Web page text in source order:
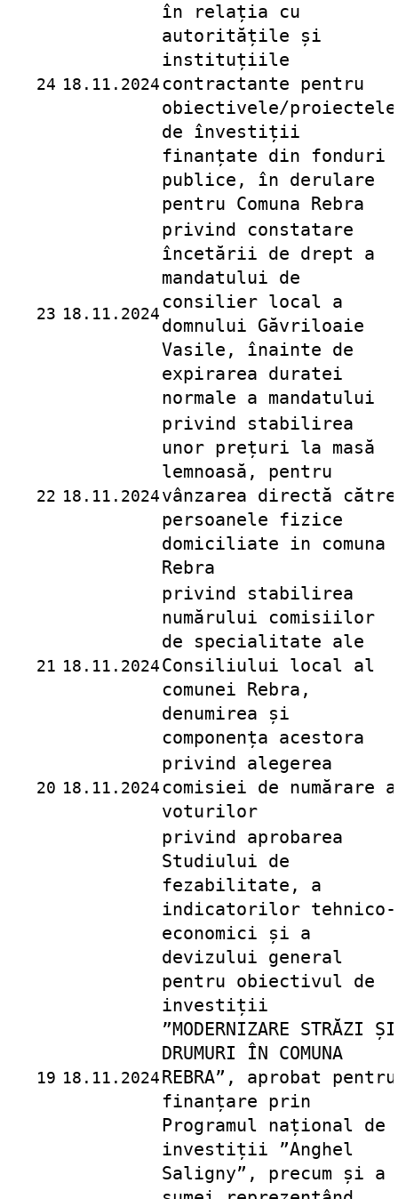
24 18.11.2024
în relația cu
autoritățile și
instituțiile
contractante pentru
obiectivele/proiectele
de învestiții
finanțate din fonduri
publice, în derulare
pentru Comuna Rebra
23 18.11.2024
privind constatare
încetării de drept a
mandatului de
consilier local a
domnului Găvriloaie
Vasile, înainte de
expirarea duratei
normale a mandatului
22 18.11.2024
privind stabilirea
unor prețuri la masă
lemnoasă, pentru
vânzarea directă către
persoanele fizice
domiciliate in comuna
Rebra
21 18.11.2024
privind stabilirea
numărului comisiilor
de specialitate ale
Consiliului local al
comunei Rebra,
denumirea și
componența acestora
20 18.11.2024
privind alegerea
comisiei de numărare a
voturilor
19 18.11.2024
privind aprobarea
Studiului de
fezabilitate, a
indicatorilor tehnico-
economici și a
devizului general
pentru obiectivul de
investiții
”MODERNIZARE STRĂZI ȘI
DRUMURI ÎN COMUNA
REBRA”, aprobat pentru
finanțare prin
Programul național de
investiții ”Anghel
Saligny”, precum și a